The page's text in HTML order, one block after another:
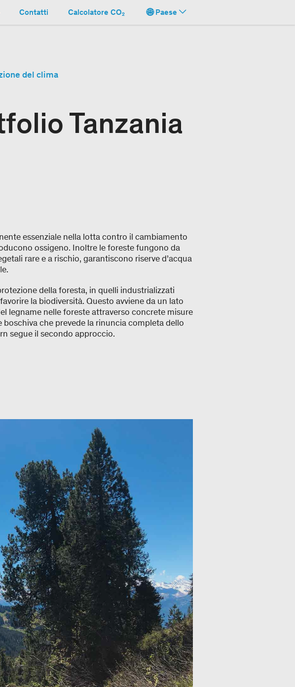
Contatti Calcolatore CO₂ Paese
del clima
Tanzania
essenziale nella lotta contro il cambiamento
ossigeno. Inoltre le foreste fungono da
rare e a rischio, garantiscono riserve d’acqua
della foresta, in quelli industrializzati
la biodiversità. Questo avviene da un lato
legname nelle foreste attraverso concrete misure
che prevede la rinuncia completa dello
segue il secondo approccio.